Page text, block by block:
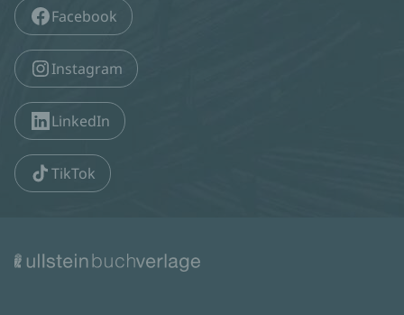
Facebook
Instagram
LinkedIn
TikTok